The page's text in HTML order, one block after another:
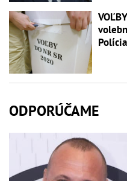
ODPORÚČAME